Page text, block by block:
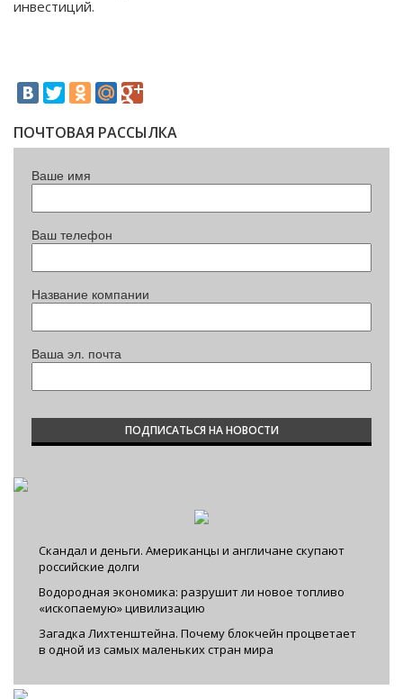
инвестиций.
ПОЧТОВАЯ РАССЫЛКА
Ваше имя
Ваш телефон
Название компании
Ваша эл. почта
Скандал и деньги. Американцы и англичане скупают
российские долги
Водородная экономика: разрушит ли новое топливо
«ископаемую» цивилизацию
Загадка Лихтенштейна. Почему блокчейн процветает
в одной из самых маленьких стран мира